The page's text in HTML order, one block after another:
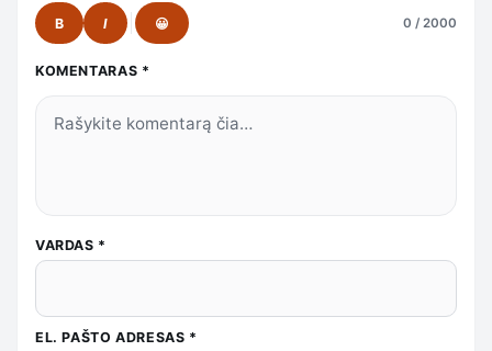
B I 😀 0 / 2000
KOMENTARAS *
VARDAS *
EL. PAŠTO ADRESAS *